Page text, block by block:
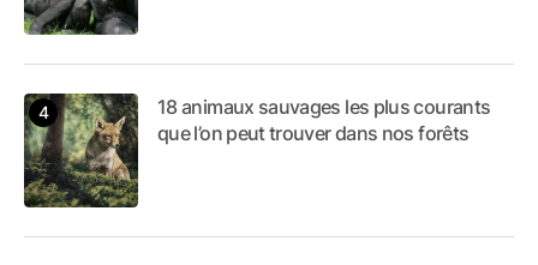
18 animaux sauvages les plus courants
que l’on peut trouver dans nos forêts